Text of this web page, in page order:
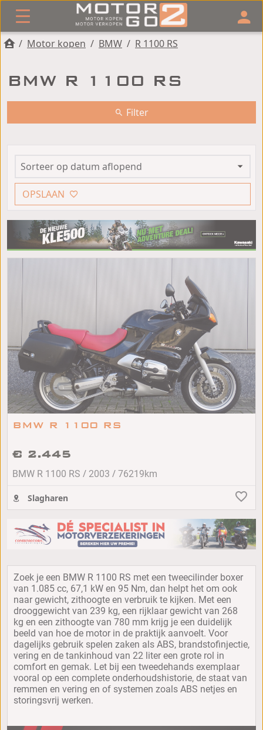
/ Motor kopen / BMW / R 1100 RS
BMW R 1100 RS
Filter
OPSLAAN
BMW R 1100 RS
€ 2.445
BMW R 1100 RS / 2003 / 76219km
Slagharen
Zoek je een BMW R 1100 RS met een tweecilinder boxer
van 1.085 cc, 67,1 kW en 95 Nm, dan helpt het om ook
naar gewicht, zithoogte en verbruik te kijken. Met een
drooggewicht van 239 kg, een rijklaar gewicht van 268
kg en een zithoogte van 780 mm krijg je een duidelijk
beeld van hoe de motor in de praktijk aanvoelt. Voor
dagelijks gebruik spelen zaken als ABS, brandstofinjectie,
vering en de tankinhoud van 22 liter een grote rol in
comfort en gemak. Let bij een tweedehands exemplaar
vooral op een complete onderhoudshistorie, de staat van
remmen en vering en of systemen zoals ABS netjes en
storingsvrij werken.